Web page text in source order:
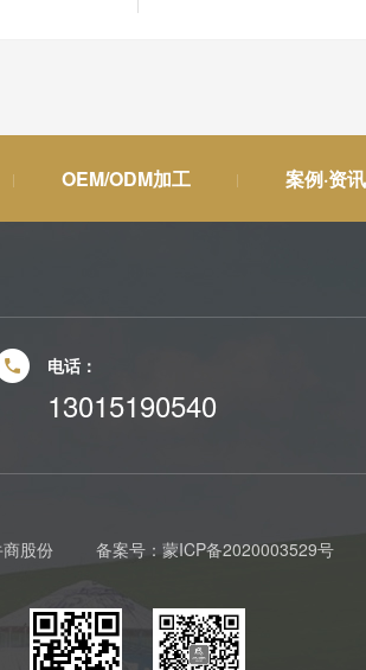
OEM/ODM加工 案例·资讯
电话：
13015190540
股份 备案号： 蒙ICP备2020003529号